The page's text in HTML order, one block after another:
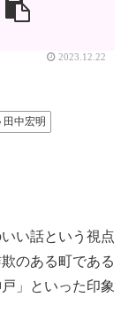
2023.12.22
田中宏明
い話という視点
のある町である
」といった印象